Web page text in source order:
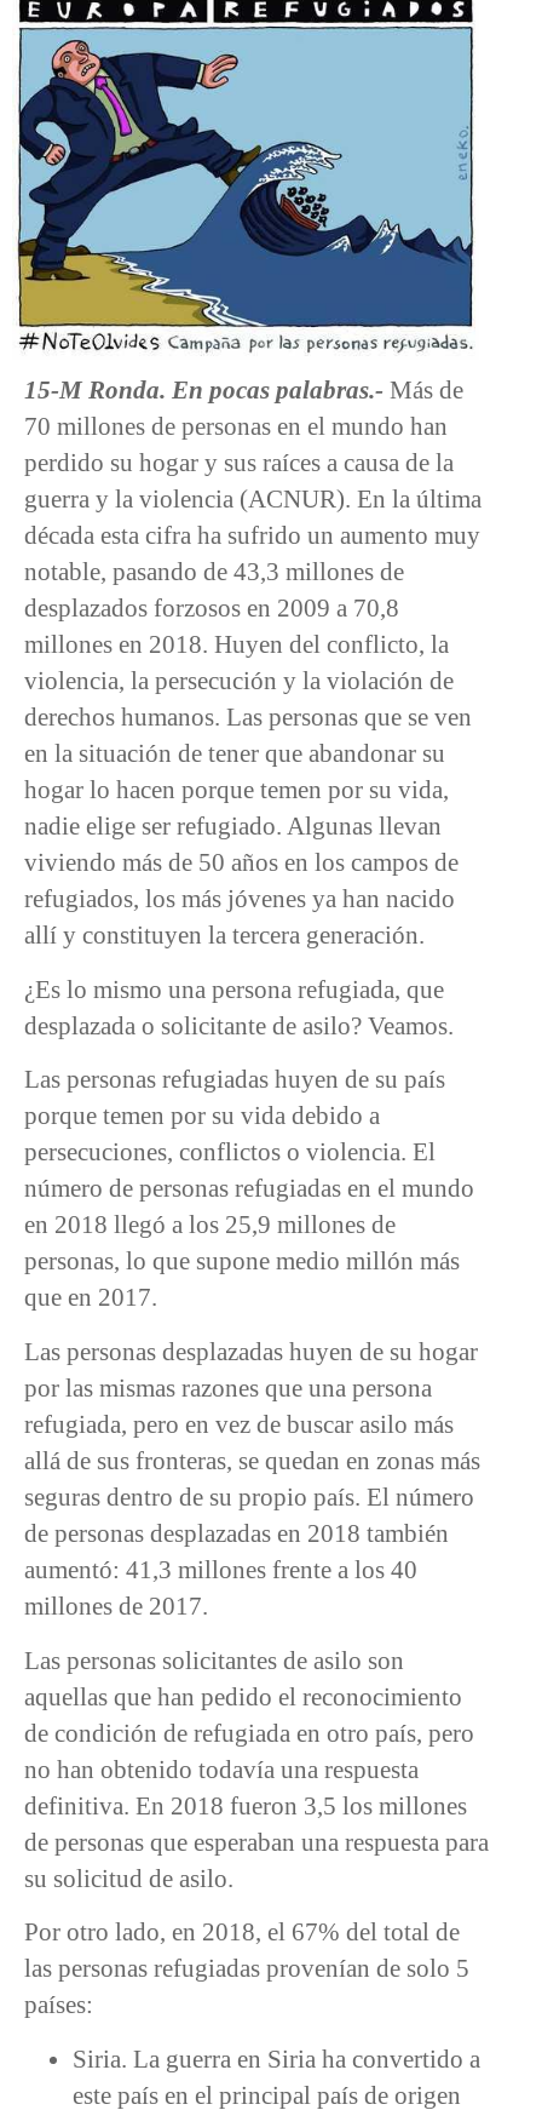
15-M Ronda. En pocas palabras.- Más de
70 millones de personas en el mundo han
perdido su hogar y sus raíces a causa de la
guerra y la violencia (ACNUR). En la última
década esta cifra ha sufrido un aumento muy
notable, pasando de 43,3 millones de
desplazados forzosos en 2009 a 70,8
millones en 2018. Huyen del conflicto, la
violencia, la persecución y la violación de
derechos humanos. Las personas que se ven
en la situación de tener que abandonar su
hogar lo hacen porque temen por su vida,
nadie elige ser refugiado. Algunas llevan
viviendo más de 50 años en los campos de
refugiados, los más jóvenes ya han nacido
allí y constituyen la tercera generación.
¿Es lo mismo una persona refugiada, que
desplazada o solicitante de asilo? Veamos.
Las personas refugiadas huyen de su país
porque temen por su vida debido a
persecuciones, conflictos o violencia. El
número de personas refugiadas en el mundo
en 2018 llegó a los 25,9 millones de
personas, lo que supone medio millón más
que en 2017.
Las personas desplazadas huyen de su hogar
por las mismas razones que una persona
refugiada, pero en vez de buscar asilo más
allá de sus fronteras, se quedan en zonas más
seguras dentro de su propio país. El número
de personas desplazadas en 2018 también
aumentó: 41,3 millones frente a los 40
millones de 2017.
Las personas solicitantes de asilo son
aquellas que han pedido el reconocimiento
de condición de refugiada en otro país, pero
no han obtenido todavía una respuesta
definitiva. En 2018 fueron 3,5 los millones
de personas que esperaban una respuesta para
su solicitud de asilo.
Por otro lado, en 2018, el 67% del total de
las personas refugiadas provenían de solo 5
países:
Siria. La guerra en Siria ha convertido a
este país en el principal país de origen